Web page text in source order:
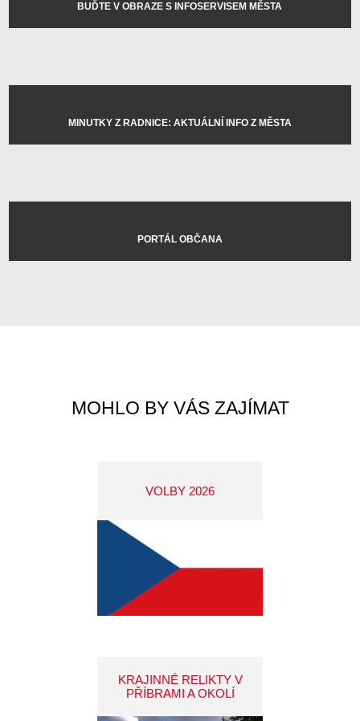
BUĎTE V OBRAZE S INFOSERVISEM MĚSTA
MINUTKY Z RADNICE: AKTUÁLNÍ INFO Z MĚSTA
PORTÁL OBČANA
MOHLO BY VÁS ZAJÍMAT
VOLBY 2026
KRAJINNÉ RELIKTY V
PŘÍBRAMI A OKOLÍ